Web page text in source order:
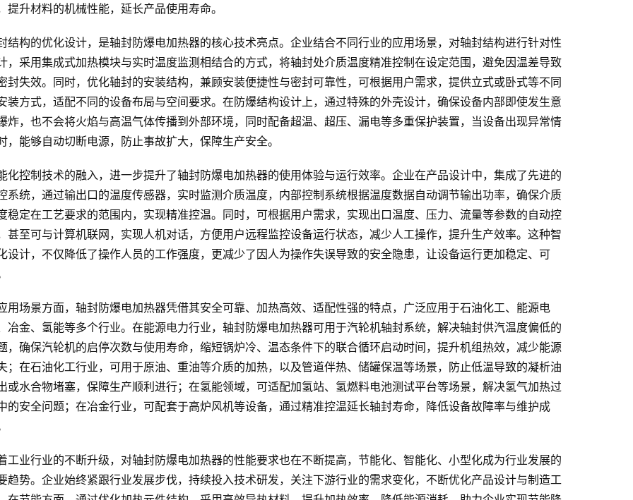
提升材料的机械性能，延长产品使用寿命。
结构的优化设计，是轴封防爆电加热器的核心技术亮点。企业结合不同行业的应用场景，对轴封结构进行针对性
，采用集成式加热模块与实时温度监测相结合的方式，将轴封处介质温度精准控制在设定范围，避免因温差导致
封失效。同时，优化轴封的安装结构，兼顾安装便捷性与密封可靠性，可根据用户需求，提供立式或卧式等不同
装方式，适配不同的设备布局与空间要求。在防爆结构设计上，通过特殊的外壳设计，确保设备内部即使发生意
炸，也不会将火焰与高温气体传播到外部环境，同时配备超温、超压、漏电等多重保护装置，当设备出现异常情
，能够自动切断电源，防止事故扩大，保障生产安全。
化控制技术的融入，进一步提升了轴封防爆电加热器的使用体验与运行效率。企业在产品设计中，集成了先进的
系统，通过输出口的温度传感器，实时监测介质温度，内部控制系统根据温度数据自动调节输出功率，确保介质
稳定在工艺要求的范围内，实现精准控温。同时，可根据用户需求，实现出口温度、压力、流量等参数的自动控
甚至可与计算机联网，实现人机对话，方便用户远程监控设备运行状态，减少人工操作，提升生产效率。这种智
设计，不仅降低了操作人员的工作强度，更减少了因人为操作失误导致的安全隐患，让设备运行更加稳定、可
用场景方面，轴封防爆电加热器凭借其安全可靠、加热高效、适配性强的特点，广泛应用于石油化工、能源电
冶金、氢能等多个行业。在能源电力行业，轴封防爆电加热器可用于汽轮机轴封系统，解决轴封供汽温度偏低的
，确保汽轮机的启停次数与使用寿命，缩短锅炉冷、温态条件下的联合循环启动时间，提升机组热效，减少能源
；在石油化工行业，可用于原油、重油等介质的加热，以及管道伴热、储罐保温等场景，防止低温导致的凝析油
或水合物堵塞，保障生产顺利进行；在氢能领域，可适配加氢站、氢燃料电池测试平台等场景，解决氢气加热过
的安全问题；在冶金行业，可配套于高炉风机等设备，通过精准控温延长轴封寿命，降低设备故障率与维护成
工业行业的不断升级，对轴封防爆电加热器的性能要求也在不断提高，节能化、智能化、小型化成为行业发展的
趋势。企业始终紧跟行业发展步伐，持续投入技术研发，关注下游行业的需求变化，不断优化产品设计与制造工